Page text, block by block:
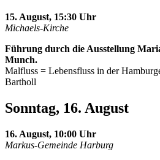
15. August, 15:30 Uhr
Michaels-Kirche
Führung durch die Ausstellung
Munch.
Malfluss = Lebensfluss in der
Bartholl
Sonntag, 16. August
16. August, 10:00 Uhr
Markus-Gemeinde Harburg